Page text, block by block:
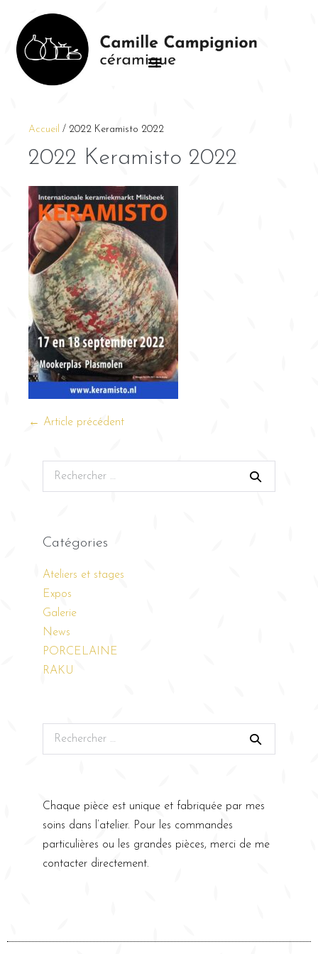
Accueil / 2022 Keramisto 2022
2022 Keramisto 2022
← Article précédent
Catégories
Ateliers et stages
Expos
Galerie
News
PORCELAINE
RAKU
Chaque pièce est unique et fabriquée par mes
soins dans l’atelier. Pour les commandes
particulières ou les grandes pièces, merci de me
contacter directement.